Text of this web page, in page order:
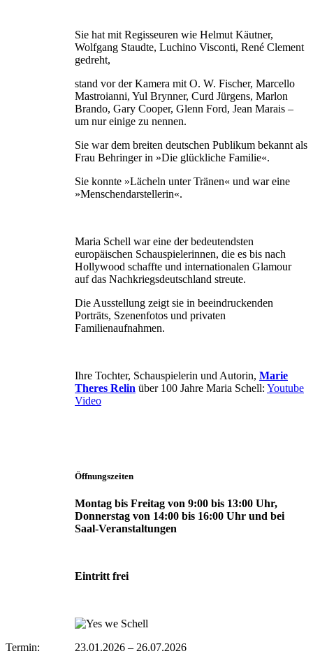
Sie hat mit Regisseuren wie Helmut Käutner,
Wolfgang Staudte, Luchino Visconti, René Clement
gedreht,
stand vor der Kamera mit O. W. Fischer, Marcello
Mastroianni, Yul Brynner, Curd Jürgens, Marlon
Brando, Gary Cooper, Glenn Ford, Jean Marais –
um nur einige zu nennen.
Sie war dem breiten deutschen Publikum bekannt als
Frau Behringer in »Die glückliche Familie«.
Sie konnte »Lächeln unter Tränen« und war eine
»Menschendarstellerin«.
Maria Schell war eine der bedeutendsten
europäischen Schauspielerinnen, die es bis nach
Hollywood schaffte und internationalen Glamour
auf das Nachkriegsdeutschland streute.
Die Ausstellung zeigt sie in beeindruckenden
Porträts, Szenenfotos und privaten
Familienaufnahmen.
Ihre Tochter, Schauspielerin und Autorin, Marie
Theres Relin über 100 Jahre Maria Schell: Youtube
Video
Öffnungszeiten
Montag bis Freitag von 9:00 bis 13:00 Uhr,
Donnerstag von 14:00 bis 16:00 Uhr und bei
Saal-Veranstaltungen
Eintritt frei
Termin: 23.01.2026 – 26.07.2026